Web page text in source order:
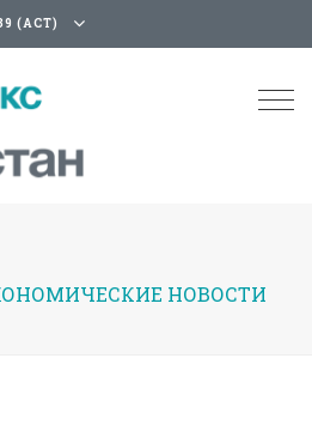
(АСТ)
НОВОСТИ